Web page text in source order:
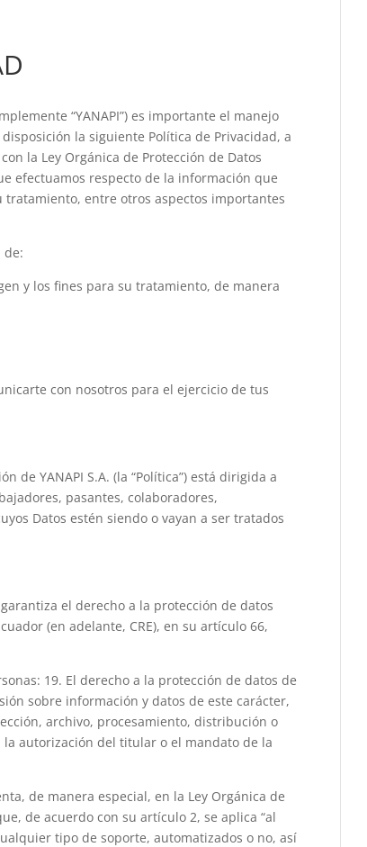
“YANAPI”) es importante el manejo
la siguiente Política de Privacidad, a
la Ley Orgánica de Protección de Datos
efectuamos respecto de la información que
entre otros aspectos importantes
de:
y los fines para su tratamiento, de manera
con nosotros para el ejercicio de tus
de YANAPI S.A. (la “Política”) está dirigida a
pasantes, colaboradores,
Datos estén siendo o vayan a ser tratados
el derecho a la protección de datos
(en adelante, CRE), en su artículo 66,
19. El derecho a la protección de datos de
sobre información y datos de este carácter,
archivo, procesamiento, distribución o
autorización del titular o el mandato de la
de manera especial, en la Ley Orgánica de
de acuerdo con su artículo 2, se aplica “al
tipo de soporte, automatizados o no, así